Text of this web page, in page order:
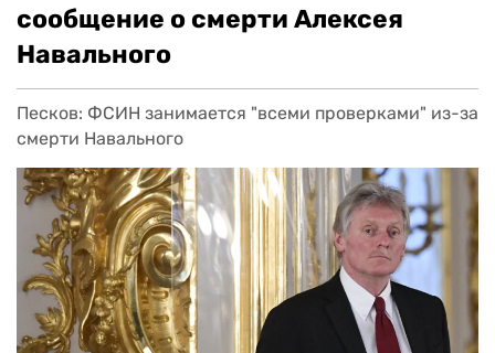
сообщение о смерти Алексея
Навального
Песков: ФСИН занимается "всеми проверками" из-за
смерти Навального